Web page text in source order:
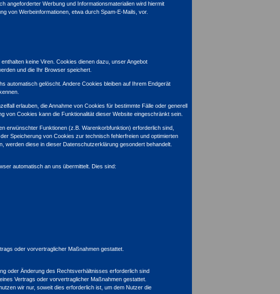
angeforderter Werbung und Informationsmaterialien wird hiermit
von Werbeinformationen, etwa durch Spam-E-Mails, vor.
keine Viren. Cookies dienen dazu, unser Angebot
und die Ihr Browser speichert.
automatisch gelöscht. Andere Cookies bleiben auf Ihrem Endgerät
erlauben, die Annahme von Cookies für bestimmte Fälle oder generell
Cookies kann die Funktionalität dieser Website eingeschränkt sein.
erwünschter Funktionen (z.B. Warenkorbfunktion) erforderlich sind,
Speicherung von Cookies zur technisch fehlerfreien und optimierten
diese in dieser Datenschutzerklärung gesondert behandelt.
automatisch an uns übermittelt. Dies sind:
oder vorvertraglicher Maßnahmen gestattet.
oder Änderung des Rechtsverhältnisses erforderlich sind
Vertrags oder vorvertraglicher Maßnahmen gestattet.
wir nur, soweit dies erforderlich ist, um dem Nutzer die